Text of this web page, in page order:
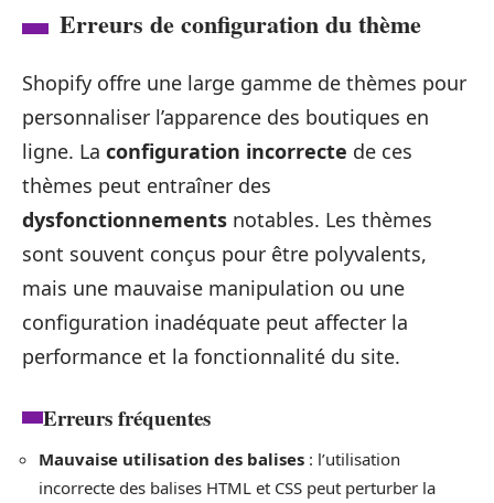
Erreurs de configuration du thème
Shopify offre une large gamme de thèmes pour
personnaliser l’apparence des boutiques en
ligne. La configuration incorrecte de ces
thèmes peut entraîner des
dysfonctionnements notables. Les thèmes
sont souvent conçus pour être polyvalents,
mais une mauvaise manipulation ou une
configuration inadéquate peut affecter la
performance et la fonctionnalité du site.
Erreurs fréquentes
Mauvaise utilisation des balises : l’utilisation
incorrecte des balises HTML et CSS peut perturber la